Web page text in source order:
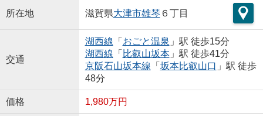
所在地 滋賀県大津市雄琴 ６丁目
交通
湖西線 「 おごと温泉 」駅 徒歩15分
湖西線 「 比叡山坂本」駅 徒歩41分
京阪石山坂本線 「 坂本比叡山口 」駅 徒歩
48分
価格 1,980万円